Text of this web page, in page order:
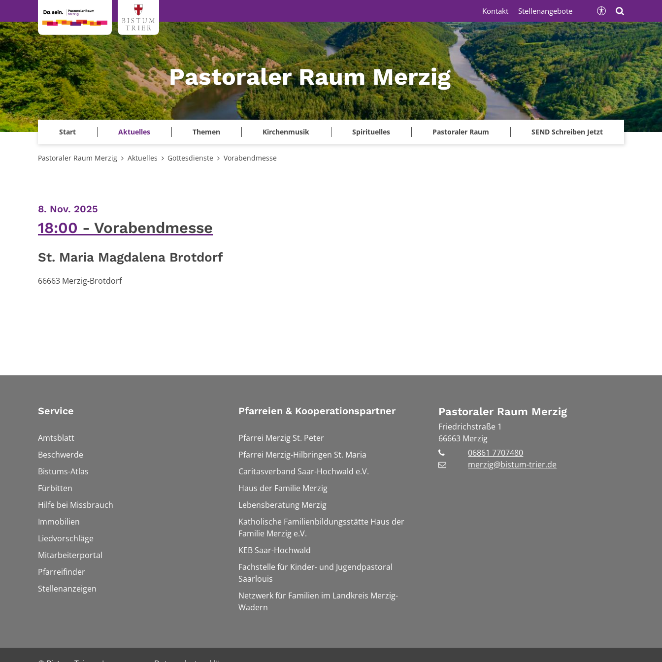
Pastoraler Raum Merzig
Start Aktuelles Themen Kirchenmusik Spirituelles Pastoraler Raum SEND Schreiben Jetzt
Kontakt Stellenangebote
Pastoraler Raum Merzig Aktuelles Gottesdienste Vorabendmesse
8. Nov. 2025
18:00 Vorabendmesse
St. Maria Magdalena Brotdorf
66663 Merzig-Brotdorf
Service
Amtsblatt
Beschwerde
Bistums-Atlas
Fürbitten
Hilfe bei Missbrauch
Immobilien
Liedvorschläge
Mitarbeiterportal
Pfarreifinder
Stellenanzeigen
Pfarreien & Kooperationspartner
Pfarrei Merzig St. Peter
Pfarrei Merzig-Hilbringen St. Maria
Caritasverband Saar-Hochwald e.V.
Haus der Familie Merzig
Lebensberatung Merzig
Katholische Familienbildungsstätte Haus der
Familie Merzig e.V.
KEB Saar-Hochwald
Fachstelle für Kinder- und Jugendpastoral
Saarlouis
Netzwerk für Familien im Landkreis Merzig-
Wadern
Pastoraler Raum Merzig
Friedrichstraße 1
66663 Merzig
06861 7707480
merzig@bistum-trier.de